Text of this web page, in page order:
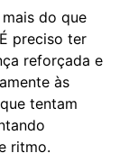
do que
preciso ter
reforçada e
às
tentam
ritmo.